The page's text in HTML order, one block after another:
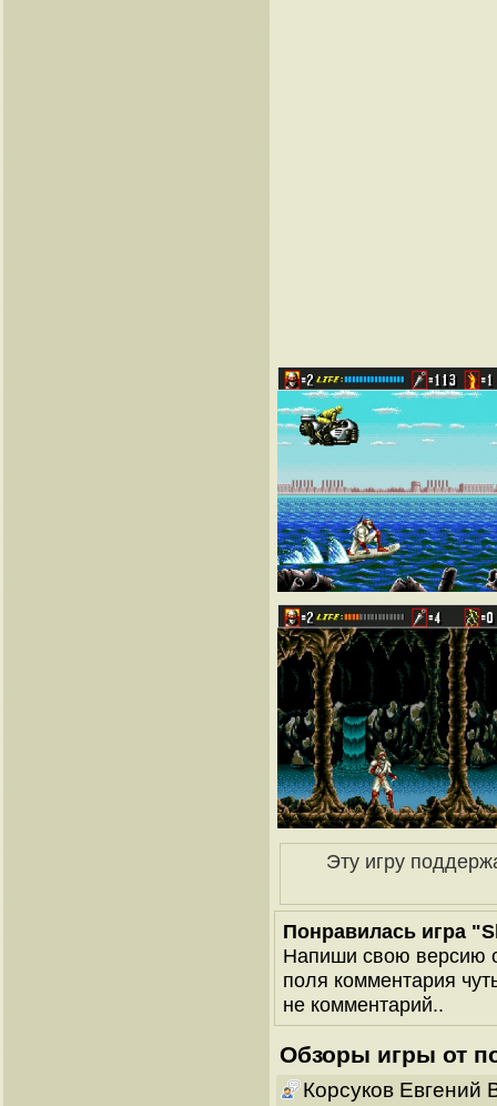
Эту игру
Понравилась игра
Напиши свою версию
поля комментария
не комментарий..
Обзоры игры от
Корсуков Евгений